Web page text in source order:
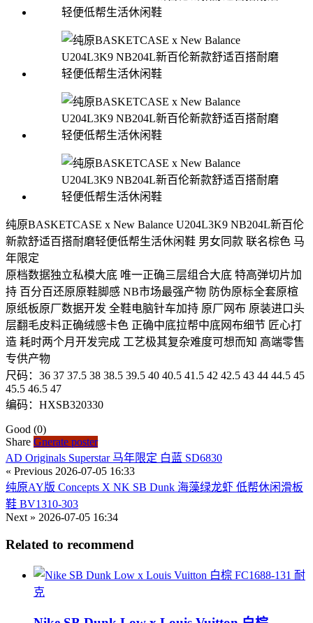
纯原BASKETCASE x New Balance U204L3K9 NB204L新百伦
新款舒适百搭耐磨轻便低帮生活休闲鞋 男女同款 联名棕色 马
年限定
原档数据独立私模大底 唯一正确三层组合大底 特高弹切片加
持 百分百还原原鞋脚感 NB市场最强产物 防伪原标全套原楦
原纸板原厂数据开发 全鞋电脑针车加持 原厂网布 原装进口头
层翻毛皮料正确绒感卡色 正确中底拉帮中底网布细节 匠心打
造 耗时两个月开发完成 工艺极其复杂难度可想而知 高端零售
专供产物
尺码：36 37 37.5 38 38.5 39.5 40 40.5 41.5 42 42.5 43 44 44.5 45
45.5 46.5 47
编码：HXSB320330
Good (0)
Share Gnerate poster
AD Originals Superstar 马年限定 白蓝 SD6830
« Previous 2026-07-05 16:33
纯原AY版 Concepts X NK SB Dunk 海藻绿龙虾 低帮休闲滑板
鞋 BV1310-303
Next » 2026-07-05 16:34
Related to recommend
耐
克